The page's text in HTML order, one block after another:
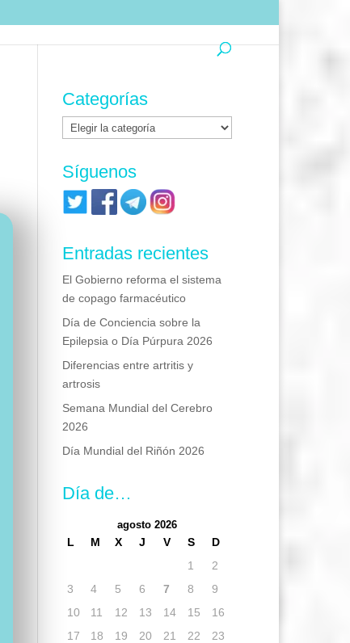
Categorías
Categorías
Síguenos
Entradas recientes
El Gobierno reforma el sistema
de copago farmacéutico
Día de Conciencia sobre la
Epilepsia o Día Púrpura 2026
Diferencias entre artritis y
artrosis
Semana Mundial del Cerebro
2026
Día Mundial del Riñón 2026
Día de…
agosto 2026
L M X J V S
D
1
2
3
4 5 6 7 8
9
10
11 12 13 14 15
16
17
18 19 20 21 22
23